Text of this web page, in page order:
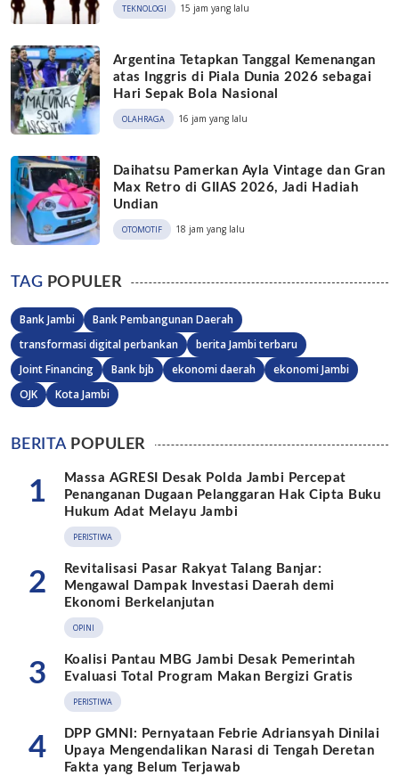
TEKNOLOGI 15 jam yang lalu
Argentina Tetapkan Tanggal Kemenangan
atas Inggris di Piala Dunia 2026 sebagai
Hari Sepak Bola Nasional
OLAHRAGA 16 jam yang lalu
Daihatsu Pamerkan Ayla Vintage dan Gran
Max Retro di GIIAS 2026, Jadi Hadiah
Undian
OTOMOTIF 18 jam yang lalu
TAG POPULER
Bank Jambi
Bank Pembangunan Daerah
transformasi digital perbankan
berita Jambi terbaru
Joint Financing
Bank bjb ekonomi daerah
ekonomi Jambi
OJK
Kota Jambi
BERITAPOPULER
1
Massa AGRESI Desak Polda Jambi Percepat
Penanganan Dugaan Pelanggaran Hak Cipta Buku
Hukum Adat Melayu Jambi
PERISTIWA
2
Revitalisasi Pasar Rakyat Talang Banjar:
Mengawal Dampak Investasi Daerah demi
Ekonomi Berkelanjutan
OPINI
3
Koalisi Pantau MBG Jambi Desak Pemerintah
Evaluasi Total Program Makan Bergizi Gratis
PERISTIWA
4
DPP GMNI: Pernyataan Febrie Adriansyah Dinilai
Upaya Mengendalikan Narasi di Tengah Deretan
Fakta yang Belum Terjawab